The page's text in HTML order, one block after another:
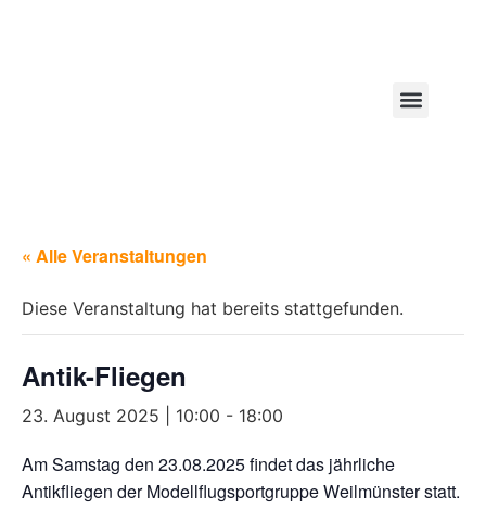
« Alle Veranstaltungen
Diese Veranstaltung hat bereits stattgefunden.
Antik-Fliegen
23. August 2025 | 10:00 - 18:00
Am Samstag den 23.08.2025 findet das jährliche
Antikfliegen der Modellflugsportgruppe Weilmünster statt.